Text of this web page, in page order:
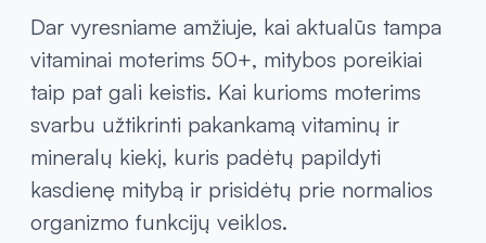
Šiame gyvenimo etape ypač aktualūs gali
būti vitaminas D, kalcis, magnis ir kitos
medžiagos, padedančios palaikyti normalią
kaulų būklę.
Dar vyresniame amžiuje, kai aktualūs tampa
vitaminai moterims 50+, mitybos poreikiai
taip pat gali keistis. Kai kurioms moterims